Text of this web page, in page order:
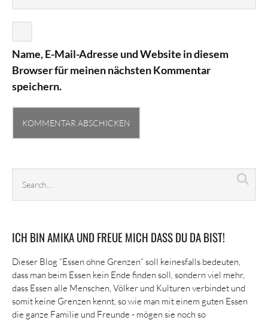
Name, E-Mail-Adresse und Website in diesem
Browser für meinen nächsten Kommentar
speichern.
archives
ICH BIN AMIKA UND FREUE MICH DASS DU DA BIST!
Dieser Blog “Essen ohne Grenzen” soll keinesfalls bedeuten,
dass man beim Essen kein Ende finden soll, sondern viel mehr,
dass Essen alle Menschen, Völker und Kulturen verbindet und
somit keine Grenzen kennt, so wie man mit einem guten Essen
die ganze Familie und Freunde - mögen sie noch so